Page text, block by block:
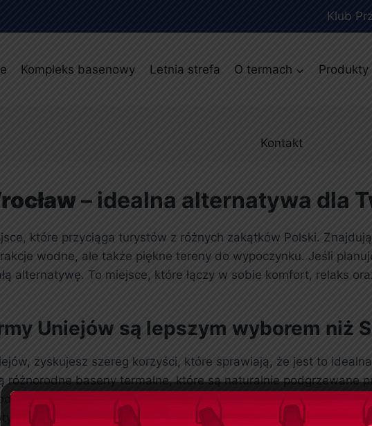
Klub
Kompleks basenowy Letnia strefa O termach Produkty
Kontakt
– idealna alternatywa dla
które przyciąga turystów z różnych zakątków Polski.
wodne, ale także piękne tereny do wypoczynku. Jeśli
alternatywę. To miejsce, które łączy w sobie komfort, relaks
Uniejów są lepszym wyborem niż
zyskujesz szereg korzyści, które sprawiają, że jest to
różnorodne baseny termalne, które są naturalnie podgrzewane
przez cały rok. Dodatkowo, Uniejów to miejsce, które